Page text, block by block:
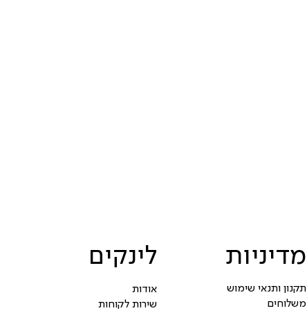
מדיניות
תקנון ותנאי שימוש
משלוחים
לינקים
אודות
שירות לקוחות